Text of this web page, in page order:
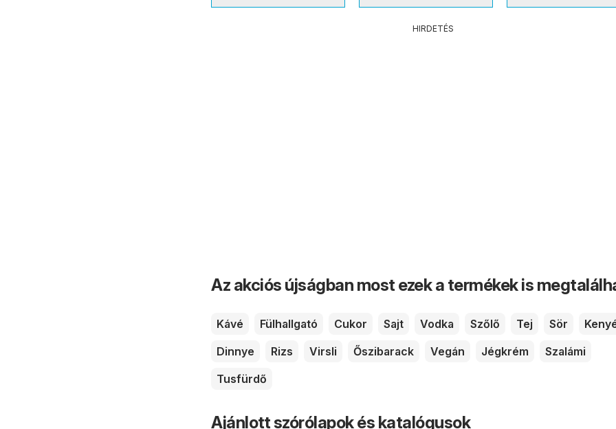
HIRDETÉS
Az akciós újságban most ezek a termékek is
Kávé Fülhallgató Cukor Sajt Vodka Szőlő Tej Sör
Dinnye
Rizs Virsli Őszibarack Vegán Jégkrém
Szalámi
Tusfürdő
Ajánlott szórólapok és katalógusok